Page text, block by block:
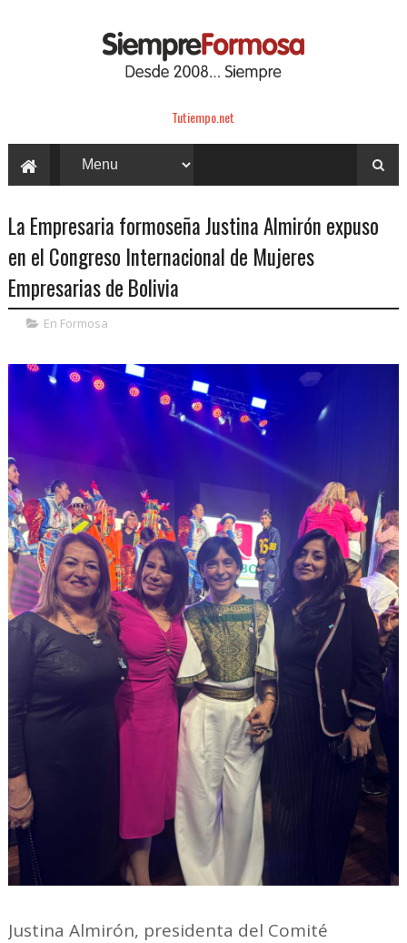
Tutiempo.net
La Empresaria formoseña Justina Almirón expuso
en el Congreso Internacional de Mujeres
Empresarias de Bolivia
En Formosa
Justina Almirón, presidenta del Comité